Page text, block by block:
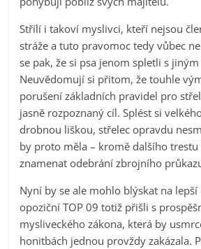
Střílí i takoví myslivci, kteří nejsou
stráže a tuto pravomoc tedy vůbec
se pak, že si psa jenom spletli s
Neuvědomují si přitom, že touhle
porušení základních pravidel pro
jasně rozpoznaný cíl. Splést si
drobnou liškou, střelec opravdu
by proto měla – kromě dalšího
znamenat odebrání zbrojního
Nyní by se ale mohlo blýskat na lepší
opoziční TOP 09 totiž přišli s
mysliveckého zákona, která by
honitbách jednou provždy zakázala.